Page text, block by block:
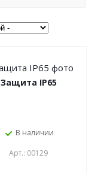
Защита IP65
В наличии
Арт.: 00129